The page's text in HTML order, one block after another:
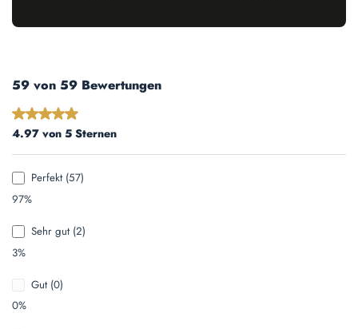
59 von 59 Bewertungen
Durchschnittliche Bewertung von 4.97 von 5 Sternen
4.97 von 5 Sternen
Perfekt (57)
97%
Sehr gut (2)
3%
Gut (0)
0%